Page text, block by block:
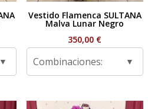
Vestido Flamenca SULTANA
Malva Lunar Negro
350,00 €
Combinaciones: